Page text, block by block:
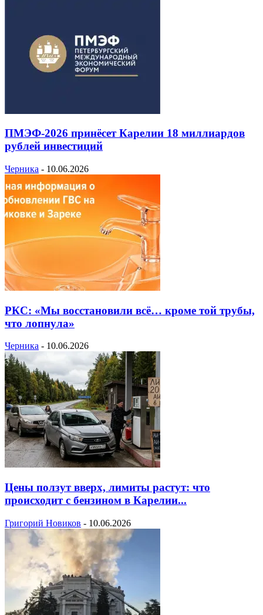
ПМЭФ-2026 принёсет Карелии 18 миллиардов
рублей инвестиций
Черника - 10.06.2026
РКС: «Мы восстановили всё… кроме той трубы,
что лопнула»
Черника - 10.06.2026
Цены ползут вверх, лимиты растут: что
происходит с бензином в Карелии...
Григорий Новиков - 10.06.2026